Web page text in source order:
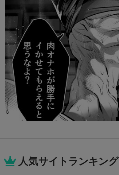
人気サイトランキング